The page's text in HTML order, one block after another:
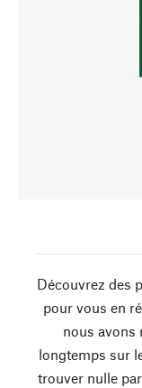
Découvrez des
pour vous en
nous avons
longtemps sur
trouver nulle